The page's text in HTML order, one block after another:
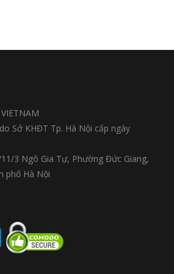
Sở KHĐT Tp. Hà Nội cấp ngày
3 Ngô Gia Tự, Phường Đức Giang,
phố Hà Nội